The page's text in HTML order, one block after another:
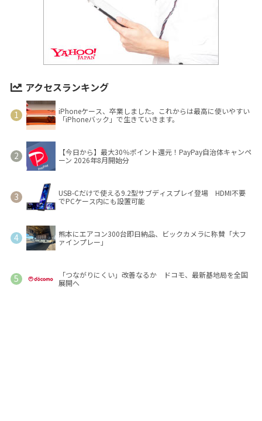
アクセスランキング
iPhoneケース、卒業しました。これからは最高に使いやすい
「iPhoneバック」で生きていきます。
【今日から】最大30％ポイント還元！PayPay自治体キャンペ
ーン 2026年8月開始分
USB-Cだけで使える9.2型サブディスプレイ登場 HDMI不要
でPCケース内にも設置可能
熊本にエアコン300台即日納品、ビックカメラに称賛「大フ
ァインプレー」
「つながりにくい」改善なるか ドコモ、最新基地局を全国
展開へ